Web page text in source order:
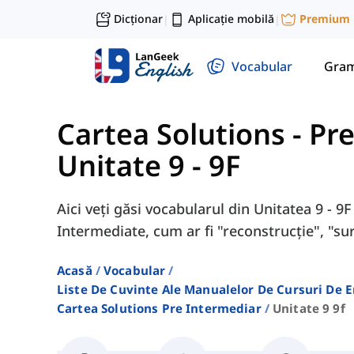
Dicționar| Aplicație mobilă | Premium
Vocabular
Cartea Solutions -
Unitate 9 - 9F
Aici veți găsi vocabularul din Unitatea 9 -
Intermediate, cum ar fi "reconstrucție",
Acasă
Vocabular
Liste De Cuvinte Ale Manualelor De Cursuri De
Cartea Solutions Pre Intermediar
Unitate 9 9f